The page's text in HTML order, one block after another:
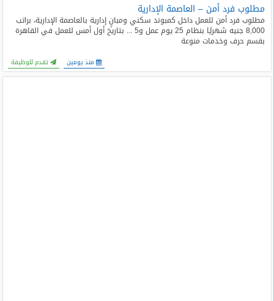
مطلوب فرد أمن – العاصمة الإدارية
مطلوب فرد أمن للعمل داخل كمبوند سكني ومبانٍ إدارية بالعاصمة الإدارية، براتب
8,000 جنيه شهريًا بنظام 25 يوم عمل و5 ... بتاريخ أول أمس للعمل في القاهرة
بقسم حرف وخدمات منوعة
منذ يومين تقدم للوظيفة